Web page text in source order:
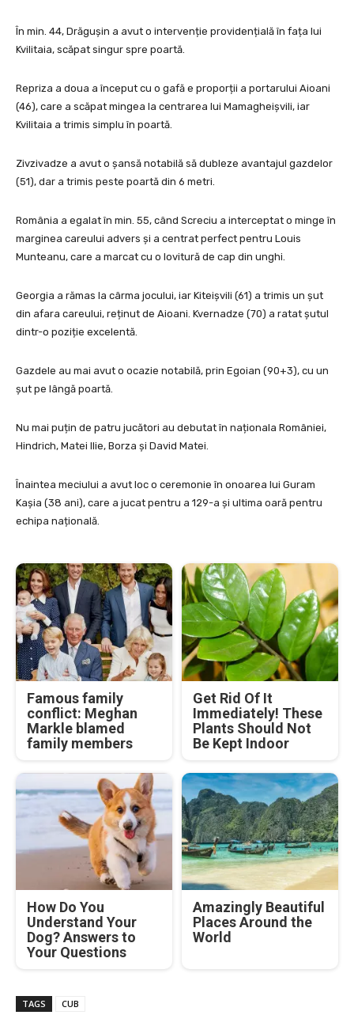
În min. 44, Drăgușin a avut o intervenție providențială în fața lui
Kvilitaia, scăpat singur spre poartă.
Repriza a doua a început cu o gafă e proporții a portarului Aioani
(46), care a scăpat mingea la centrarea lui Mamagheișvili, iar
Kvilitaia a trimis simplu în poartă.
Zivzivadze a avut o șansă notabilă să dubleze avantajul gazdelor
(51), dar a trimis peste poartă din 6 metri.
România a egalat în min. 55, când Screciu a interceptat o minge în
marginea careului advers și a centrat perfect pentru Louis
Munteanu, care a marcat cu o lovitură de cap din unghi.
Georgia a rămas la cârma jocului, iar Kiteișvili (61) a trimis un șut
din afara careului, reținut de Aioani. Kvernadze (70) a ratat șutul
dintr-o poziție excelentă.
Gazdele au mai avut o ocazie notabilă, prin Egoian (90+3), cu un
șut pe lângă poartă.
Nu mai puțin de patru jucători au debutat în naționala României,
Hindrich, Matei Ilie, Borza și David Matei.
Înaintea meciului a avut loc o ceremonie în onoarea lui Guram
Kașia (38 ani), care a jucat pentru a 129-a și ultima oară pentru
echipa națională.
Famous family
conflict: Meghan
Markle blamed
family members
Get Rid Of It
Immediately! These
Plants Should Not
Be Kept Indoor
How Do You
Understand Your
Dog? Answers to
Your Questions
Amazingly Beautiful
Places Around the
World
TAGS CUB